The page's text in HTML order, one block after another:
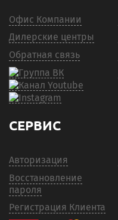
Офис Компании
Дилерские центры
Обратная связь
СЕРВИС
Авторизация
Восстановление
пароля
Регистрация Клиента